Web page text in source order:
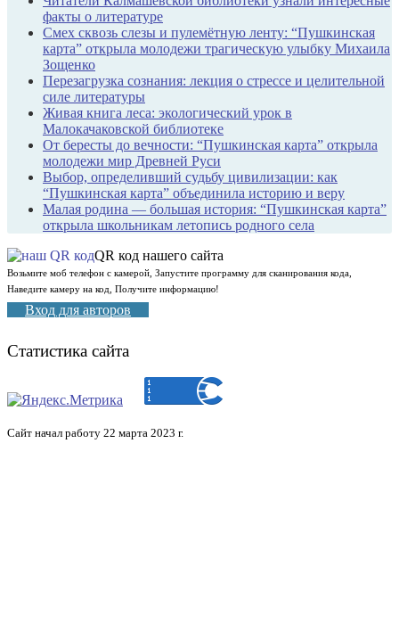
факты о литературе
Смех сквозь слезы и пулемётную ленту: “Пушкинская
карта” открыла молодежи трагическую улыбку Михаила
Зощенко
Перезагрузка сознания: лекция о стрессе и целительной
силе литературы
Живая книга леса: экологический урок в
Малокачаковской библиотеке
От бересты до вечности: “Пушкинская карта” открыла
молодежи мир Древней Руси
Выбор, определивший судьбу цивилизации: как
“Пушкинская карта” объединила историю и веру
Малая родина — большая история: “Пушкинская карта”
открыла школьникам летопись родного села
QR код нашего сайта
Возьмите моб телефон с камерой, Запустите программу для сканирования кода,
Наведите камеру на код, Получите информацию!
Вход для авторов
Статистика сайта
Сайт начал работу 22 марта 2023 г.